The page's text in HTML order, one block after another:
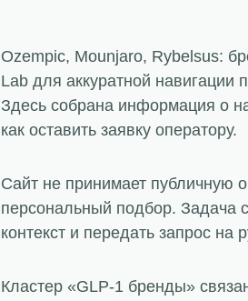
Ozempic, Mounjaro, Rybelsus:
Lab для аккуратной
Здесь собрана информация о
как оставить заявку оператору.
Сайт не принимает публичную
персональный подбор. Задача
контекст и передать запрос на
Кластер «GLP-1 бренды»